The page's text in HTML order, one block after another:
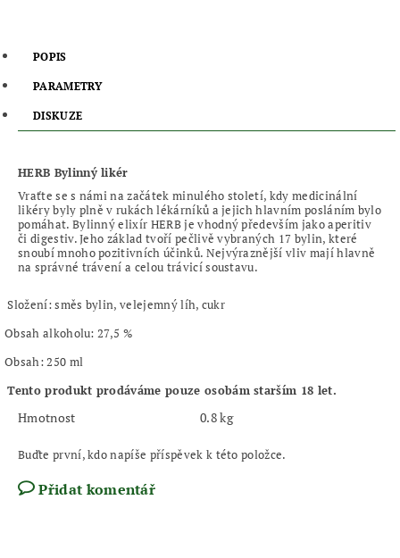
POPIS
PARAMETRY
DISKUZE
HERB Bylinný likér
Vraťte se s námi na začátek minulého století, kdy medicinální
likéry byly plně v rukách lékárníků a jejich hlavním posláním bylo
pomáhat. Bylinný elixír HERB je vhodný především jako aperitiv
či digestiv. Jeho základ tvoří pečlivě vybraných 17 bylin, které
snoubí mnoho pozitivních účinků. Nejvýraznější vliv mají hlavně
na správné trávení a celou trávicí soustavu.
Složení: směs bylin, velejemný líh, cukr
Obsah alkoholu: 27,5 %
Obsah: 250 ml
Tento produkt prodáváme pouze osobám starším 18 let.
Hmotnost 0.8 kg
Buďte první, kdo napíše příspěvek k této položce.
Přidat komentář